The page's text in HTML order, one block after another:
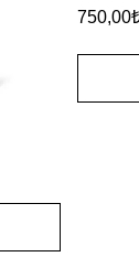
750,00